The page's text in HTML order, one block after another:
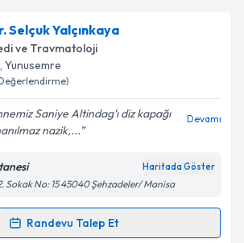
Selçuk Yalçınkaya
ve Travmatoloji
, Yunusemre
Saniye Altindag'ı diz kapağı
nazik,...
Devamı
Haritada Göster
Sokak No: 15 45040 Şehzadeler/ Manisa
Randevu Talep Et
Talebi